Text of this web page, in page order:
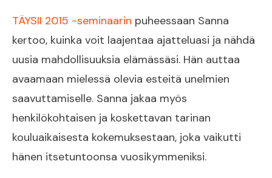
TÄYSII 2015 -seminaarin puheessaan Sanna
kertoo, kuinka voit laajentaa ajatteluasi ja nähdä
uusia mahdollisuuksia elämässäsi. Hän auttaa
avaamaan mielessä olevia esteitä unelmien
saavuttamiselle. Sanna jakaa myös
henkilökohtaisen ja koskettavan tarinan
kouluaikaisesta kokemuksestaan, joka vaikutti
hänen itsetuntoonsa vuosikymmeniksi.